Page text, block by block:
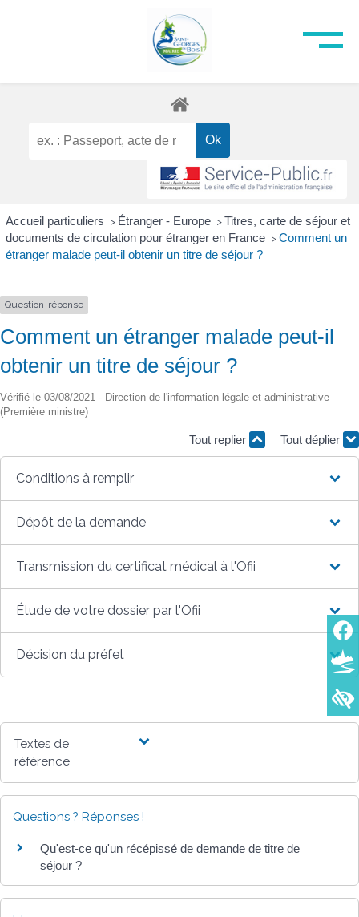
Accueil particuliers > Étranger - Europe > Titres, carte de séjour et
documents de circulation pour étranger en France > Comment un
étranger malade peut-il obtenir un titre de séjour ?
Question-réponse
Comment un étranger malade peut-il
obtenir un titre de séjour ?
Vérifié le 03/08/2021 - Direction de l'information légale et administrative
(Première ministre)
Tout replier Tout déplier
Conditions à remplir
Dépôt de la demande
Transmission du certificat médical à l'Ofii
Étude de votre dossier par l'Ofii
Décision du préfet
Textes de
référence
Questions ? Réponses !
Qu'est-ce qu'un récépissé de demande de titre de
séjour ?